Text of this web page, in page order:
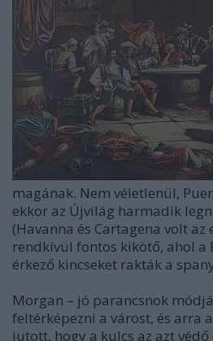
magának. Nem véletlenül,
ekkor az Újvilág harmadik
(Havanna és Cartagena volt az
rendkívül fontos kikötő, ahol a
érkező kincseket rakták a
Morgan – jó parancsnok
feltérképezni a várost, és arra
jutott, hogy a kulcs az azt